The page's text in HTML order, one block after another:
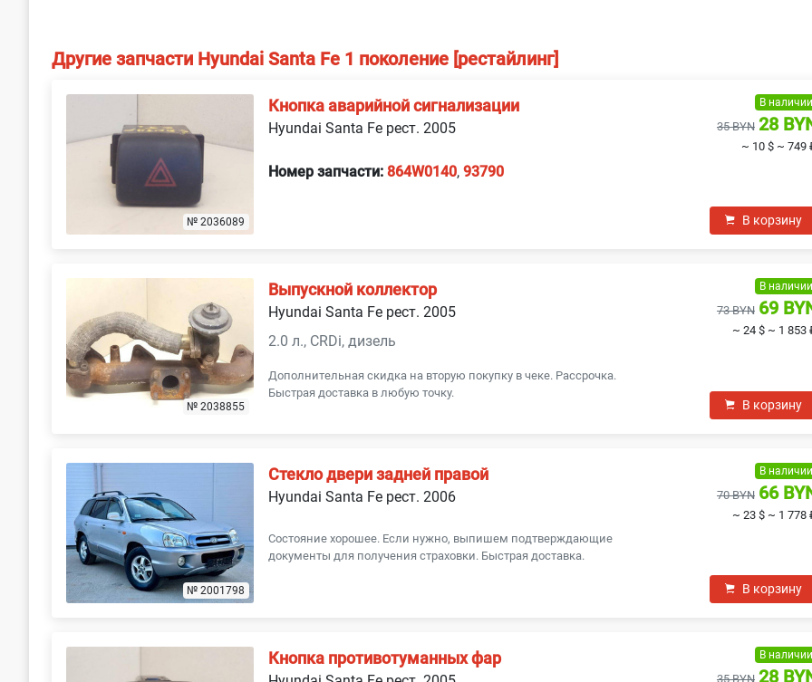
Другие запчасти Hyundai Santa Fe 1 поколение [рестайлинг]
№ 2036089
Кнопка аварийной сигнализации
Hyundai Santa Fe рест. 2005
Номер запчасти: 864W0140,93790
В наличии
35 BYN 28
~ 10 $ ~ 749
В корзину
№ 2038855
Выпускной коллектор
Hyundai Santa Fe рест. 2005
2.0 л., CRDi, дизель
Дополнительная скидка на вторую покупку в чеке. Рассрочка.
Быстрая доставка в любую точку.
В наличии
73 BYN 69
~ 24 $ ~ 1 853
В корзину
№ 2001798
Стекло двери задней правой
Hyundai Santa Fe рест. 2006
Состояние хорошее. Если нужно, выпишем подтверждающие
документы для получения страховки. Быстрая доставка.
В наличии
70 BYN 66
~ 23 $ ~ 1 778
В корзину
Кнопка противотуманных фар В наличии
35 BYN 28